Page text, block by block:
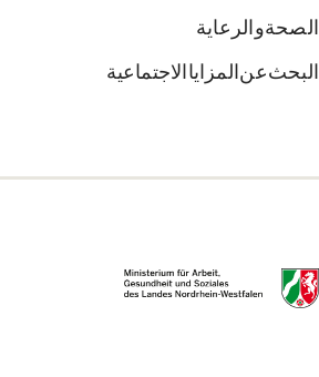
الصحة والرعاية
البحث عن المزايا الاجتماعية